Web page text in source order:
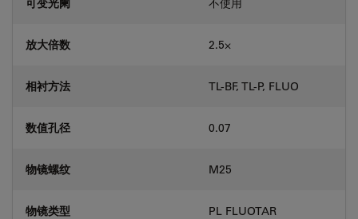
不使用
放大倍数 2.5⨉
相衬方法 TL-BF, TL-P, FLUO
数值孔径 0.07
物镜螺纹 M25
物镜类型 PL FLUOTAR